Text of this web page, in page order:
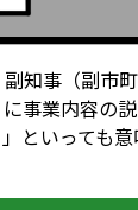
知事（副市
事業内容の
といっても